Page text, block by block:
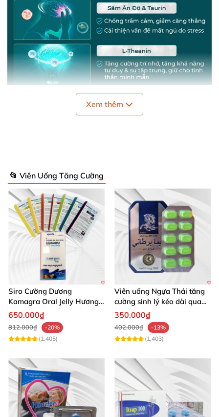
Xem thêm
📂 Viên Uống Tăng Cường
Siro Cường Dương
Kamagra Oral Jelly Hương
Trái Cây Một Hộp 7 Gói
650.000₫
812.000₫
-20%
(1,405)
Viên uống Ngựa Thái tăng
cường sinh lý kéo dài quan
hệ
350.000₫
402.000₫
-13%
(1,403)